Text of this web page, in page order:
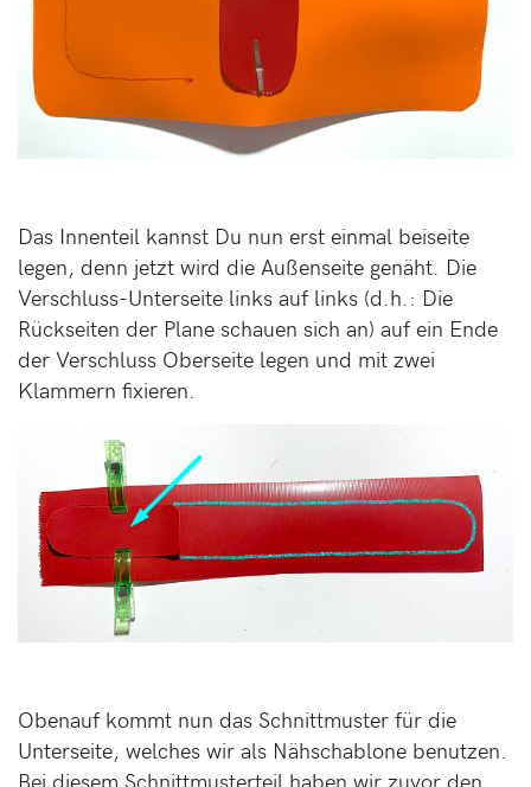
Das Innenteil kannst Du nun erst einmal beiseite
legen, denn jetzt wird die Außenseite genäht. Die
Verschluss-Unterseite links auf links (d.h.: Die
Rückseiten der Plane schauen sich an) auf ein Ende
der Verschluss Oberseite legen und mit zwei
Klammern fixieren.
Obenauf kommt nun das Schnittmuster für die
Unterseite, welches wir als Nähschablone benutzen.
Bei diesem Schnittmusterteil haben wir zuvor den